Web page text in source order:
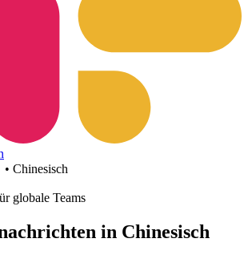
Chinesisch
globale Teams
in Chinesisch